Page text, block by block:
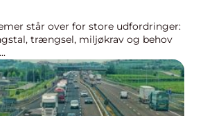
står over for store udfordringer:
trængsel, miljøkrav og behov